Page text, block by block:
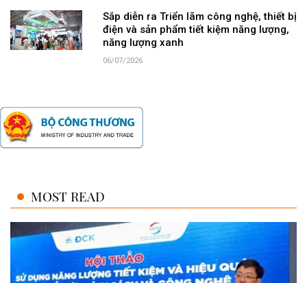
Sắp diễn ra Triển lãm công nghệ, thiết bị
điện và sản phẩm tiết kiệm năng lượng,
năng lượng xanh
06/07/2026
MOST READ